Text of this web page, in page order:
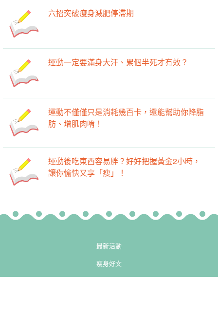
六招突破瘦身減肥停滯期
運動一定要滿身大汗、累個半死才有效？
運動不僅僅只是消耗幾百卡，還能幫助你降脂
肪、增肌肉唷！
運動後吃東西容易胖？好好把握黃金2小時，
讓你愉快又享「瘦」！
最新活動
瘦身好文